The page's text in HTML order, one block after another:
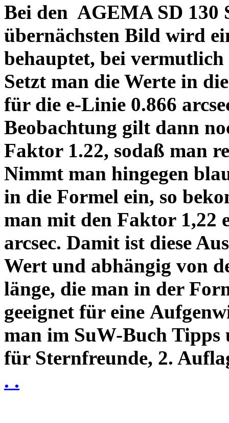
Bei den AGEMA SD 130
übernächsten Bild wird
behauptet, bei vermutlich
Setzt man die Werte in
für die e-Linie 0.866
Beobachtung gilt dann
Faktor 1.22, sodaß man
Nimmt man hingegen
in die Formel ein, so
man mit den Faktor 1,22
arcsec. Damit ist diese
Wert und abhängig von
länge, die man in der
geeignet für eine
man im SuW-Buch Tipps
für Sternfreunde, 2.
. .